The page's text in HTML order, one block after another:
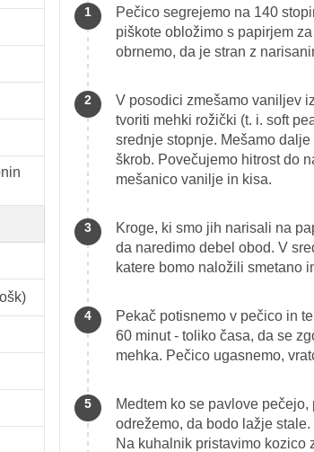
Pečico segrejemo na 140
piškote obložimo s papirjem
obrnemo, da je stran z
V posodici zmešamo vaniljev
tvoriti mehki rožički (t. i. soft
srednje stopnje. Mešamo
škrob. Povečujemo hitrost do
mešanico vanilje in kisa.
Kroge, ki smo jih narisali na
da naredimo debel obod. V
katere bomo naložili smetano
Pekač potisnemo v pečico in
60 minut - toliko časa, da se
mehka. Pečico ugasnemo,
Medtem ko se pavlove
odrežemo, da bodo lažje
Na kuhalnik pristavimo kozico